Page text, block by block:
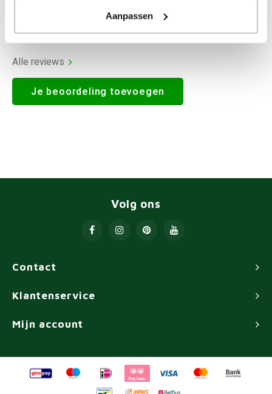
Aanpassen
Alle reviews
Je beoordeling toevoegen
Contact
Volg ons
Klantenservice
Mijn account